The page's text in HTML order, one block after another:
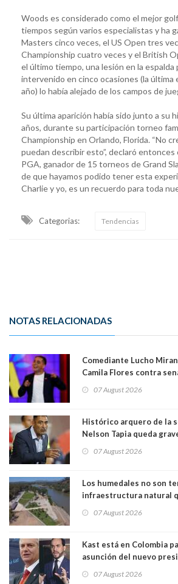
Woods es considerado como el mejor
tiempos según varios especialistas y ha
Masters cinco veces, el US Open tres
Championship cuatro veces y el British
el último tiempo, una lesión en la espalda
intervenido en cinco ocasiones (la última
año) lo había alejado de los campos de
Su última aparición había sido junto a su
años, durante su participación torneo
Championship en Orlando, Florida. “No
puedan describir esto”, declaró entonces
PGA, ganador de 15 torneos de Grand
de que hayamos podido tener esta
Charlie y yo, es un recuerdo para toda
Categorias: Tendencias
NOTAS RELACIONADAS
Comediante Lucho
Camila Flores contra
forma de quitar dignidad"
07 August 2026
Histórico arquero de la
Nelson Tapia queda
07 August 2026
Los humedales no son
infraestructura natural
07 August 2026
Kast está en Colombia
asunción del nuevo
07 August 2026